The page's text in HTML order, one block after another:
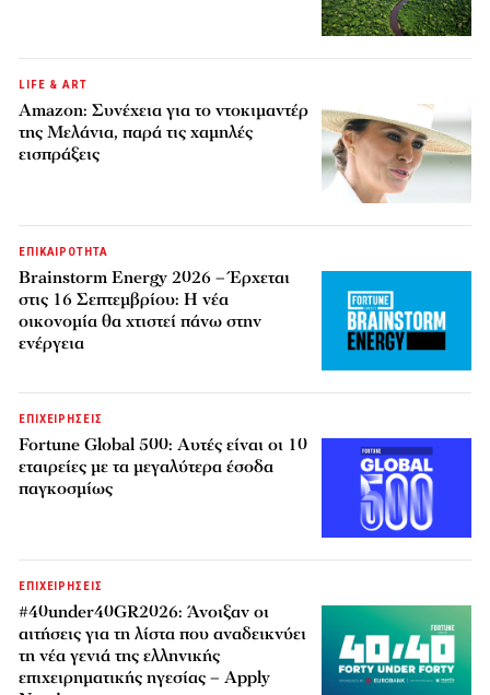
LIFE & ART
Amazon: Συνέχεια για το ντοκιμαντέρ
της Μελάνια, παρά τις χαμηλές
εισπράξεις
ΕΠΙΚΑΙΡΟΤΗΤΑ
Brainstorm Energy 2026 – Έρχεται
στις 16 Σεπτεμβρίου: Η νέα
οικονομία θα χτιστεί πάνω στην
ενέργεια
ΕΠΙΧΕΙΡΗΣΕΙΣ
Fortune Global 500: Αυτές είναι οι 10
εταιρείες με τα μεγαλύτερα έσοδα
παγκοσμίως
ΕΠΙΧΕΙΡΗΣΕΙΣ
#40under40GR2026: Άνοιξαν οι
αιτήσεις για τη λίστα που αναδεικνύει
τη νέα γενιά της ελληνικής
επιχειρηματικής ηγεσίας – Apply